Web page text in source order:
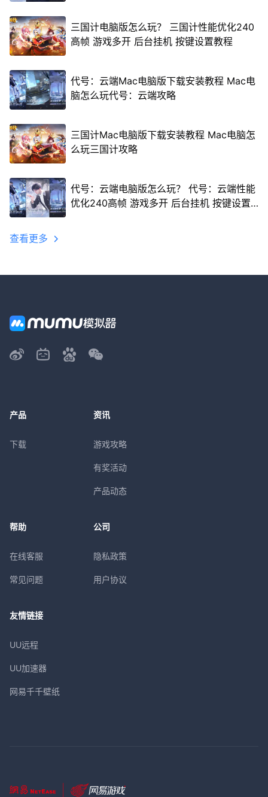
三国计电脑版怎么玩？ 三国计性能优化240
高帧 游戏多开 后台挂机 按键设置教程
代号：云端Mac电脑版下载安装教程 Mac电
脑怎么玩代号：云端攻略
三国计Mac电脑版下载安装教程 Mac电脑怎
么玩三国计攻略
代号：云端电脑版怎么玩？ 代号：云端性能
优化240高帧 游戏多开 后台挂机 按键设置
查看更多
产品
下载
资讯
游戏攻略
有奖活动
产品动态
帮助
在线客服
常见问题
公司
隐私政策
用户协议
友情链接
UU远程
UU加速器
网易千千壁纸